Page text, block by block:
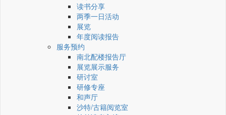
读书分享
两季一日活动
展览
年度阅读报告
服务预约
南北配楼报告厅
展览展示服务
研讨室
研修专座
和声厅
沙特/古籍阅览室